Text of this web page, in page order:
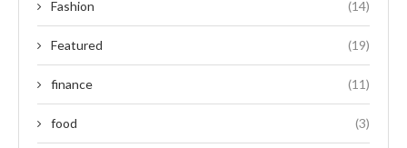
Fashion (14)
Featured (19)
finance (11)
food (3)